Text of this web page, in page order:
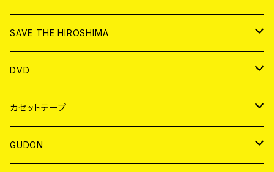
ANALOG
CD
ANALOG
SAVE THE HIROSHIMA
アパレル
BADGE
DVD
JAPAN
WORLD
カセットテープ
JAPAN
GUDON